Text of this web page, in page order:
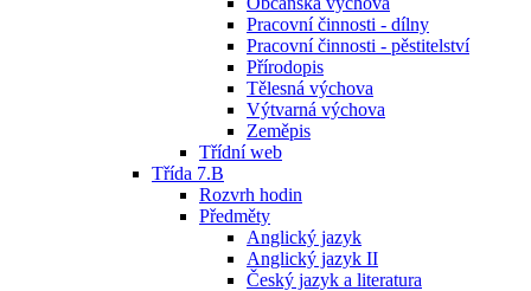
Pracovní činnosti - dílny
Pracovní činnosti - pěstitelství
Přírodopis
Tělesná výchova
Výtvarná výchova
Zeměpis
Třídní web
Třída 7.B
Rozvrh hodin
Předměty
Anglický jazyk
Anglický jazyk II
Český jazyk a literatura